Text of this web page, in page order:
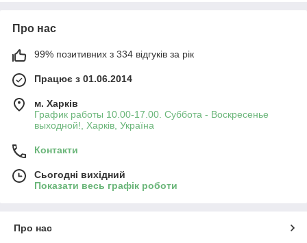
Про нас
99% позитивних з 334 відгуків за рік
Працює з 01.06.2014
м. Харків
График работы 10.00-17.00. Суббота - Воскресенье
выходной!, Харків, Україна
Контакти
Сьогодні вихідний
Показати весь графік роботи
Про нас